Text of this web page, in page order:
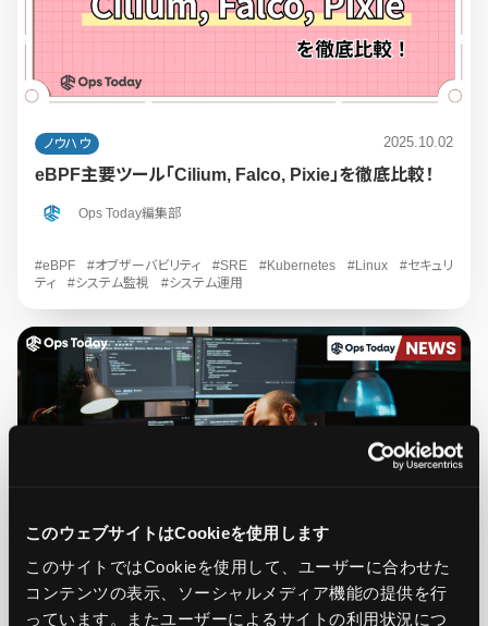
このウェブサイトはCookieを使用します
このサイトではCookieを使用して、ユーザーに合わせた
コンテンツの表示、ソーシャルメディア機能の提供を行
っています。またユーザーによるサイトの利用状況につ
ノウハウ 2025.10.02
eBPF主要ツール「Cilium, Falco, Pixie」を徹底比較！
Ops Today編集部
#eBPF #オブザーバビリティ #SRE #Kubernetes #Linux
#セキュリ
ティ
#システム監視 #システム運用
ニュース 2025.10.01